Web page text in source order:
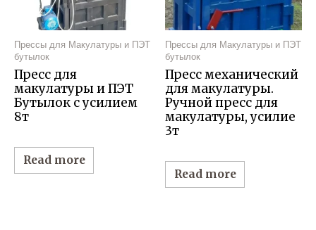
Прессы для Макулатуры и ПЭТ
бутылок
Пресс для
макулатуры и ПЭТ
Бутылок с усилием
8т
Read more
Прессы для Макулатуры и ПЭТ
бутылок
Пресс механический
для макулатуры.
Ручной пресс для
макулатуры, усилие
3т
Read more